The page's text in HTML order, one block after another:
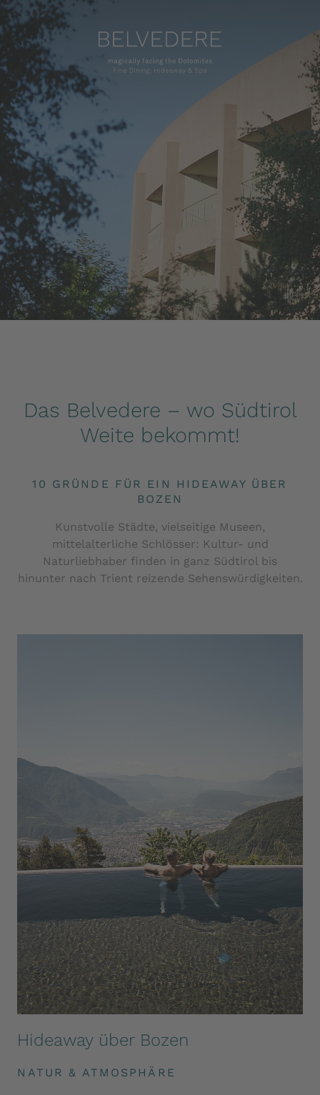
Das Belvedere – wo Südtirol
Weite bekommt!
10 GRÜNDE FÜR EIN HIDEAWAY ÜBER
BOZEN
Kunstvolle Städte, vielseitige Museen,
mittelalterliche Schlösser: Kultur- und
Naturliebhaber finden in ganz Südtirol bis
hinunter nach Trient reizende Sehenswürdigkeiten.
Hideaway über Bozen
NATUR & ATMOSPHÄRE